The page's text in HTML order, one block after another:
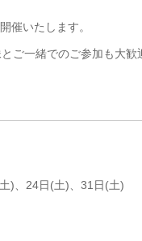
催いたします。
ご一緒でのご参加も大歓
)、24日(土)、31日(土)